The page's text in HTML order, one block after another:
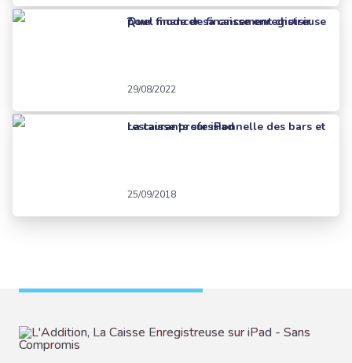
Quel mode de financement choisir pour financer sa caisse enregistreuse ?
29/08/2022
La caisse professionnelle des bars et restaurants sur iPad
25/09/2018